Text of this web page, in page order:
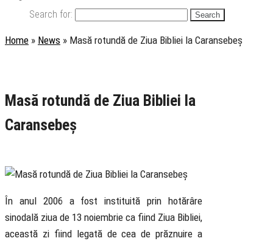
Search for:
Home » News » Masă rotundă de Ziua Bibliei la Caransebeș
Masă rotundă de Ziua Bibliei la
Caransebeș
În anul 2006 a fost instituită prin hotărâre
sinodală ziua de 13 noiembrie ca fiind Ziua Bibliei,
această zi fiind legată de cea de prăznuire a